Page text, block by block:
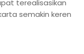
terealisasikan
semakin keren